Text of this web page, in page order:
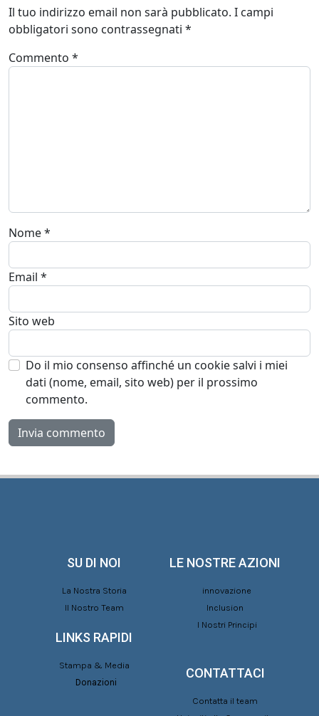
Il tuo indirizzo email non sarà pubblicato. I campi
obbligatori sono contrassegnati *
Commento *
Nome*
Email *
Sito web
Do il mio consenso affinché un cookie salvi i miei
dati (nome, email, sito web) per il prossimo
commento.
SU DI NOI
La Nostra Storia
Il Nostro Team
LE NOSTRE AZIONI
innovazione
Inclusion
I Nostri Principi
LINKS RAPIDI
Stampa & Media
Donazioni
CONTATTACI
Contatta il team